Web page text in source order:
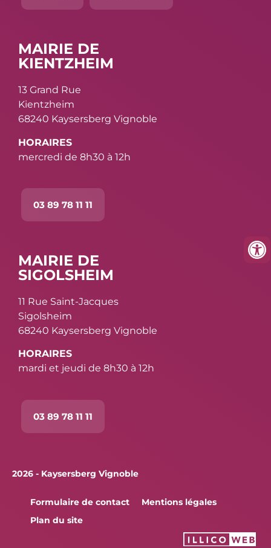
MAIRIE DE
KIENTZHEIM
13 Grand Rue
Kientzheim
68240 Kaysersberg Vignoble
HORAIRES
mercredi de 8h30 à 12h
03 89 78 11 11
MAIRIE DE
SIGOLSHEIM
11 Rue Saint-Jacques
Sigolsheim
68240 Kaysersberg Vignoble
HORAIRES
mardi et jeudi de 8h30 à 12h
03 89 78 11 11
2026 - Kaysersberg Vignoble
Formulaire de contact
Mentions légales
Plan du site